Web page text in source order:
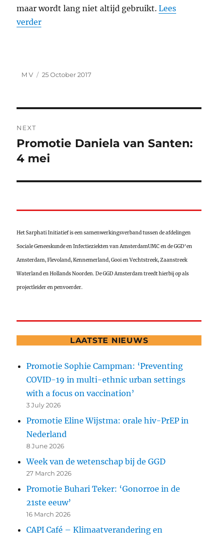
maar wordt lang niet altijd gebruikt.Lees
verder
Author
M V
Posted
25 October 2017
navigation
NEXT
Next
post:
Promotie Daniela van Santen:
4 mei
Het Sarphati Initiatief is een samenwerkingsverband tussen de afdelingen
Sociale Geneeskunde en Infectieziekten van AmsterdamUMC en de GGD'en
Amsterdam, Flevoland, Kennemerland, Gooi en Vechtstreek, Zaanstreek
Waterland en Hollands Noorden. De GGD Amsterdam treedt hierbij op als
projectleider en penvoerder.
LAATSTE NIEUWS
Promotie Sophie Campman: ‘Preventing
COVID-19 in multi-ethnic urban settings
with a focus on vaccination’
3 July 2026
Promotie Eline Wijstma: orale hiv-PrEP in
Nederland
8 June 2026
Week van de wetenschap bij de GGD
27 March 2026
Promotie Buhari Teker: ‘Gonorroe in de
21ste eeuw’
16 March 2026
CAPI Café – Klimaatverandering en